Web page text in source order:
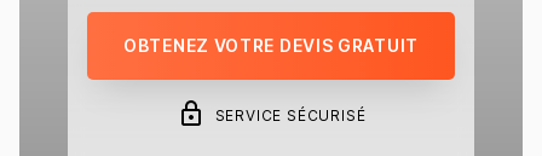
OBTENEZ VOTRE DEVIS GRATUIT
SERVICE SÉCURISÉ